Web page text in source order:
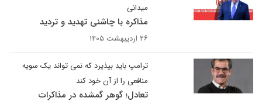
میدانی
مذاکره با چاشنی تهدید و تردید
۲۶ اردیبهشت ۱۴۰۵
ترامپ باید بپذیرد که نمی تواند یک سویه
منافعی را از آن خود کند
تعادل؛ گوهر گمشده در مذاکرات